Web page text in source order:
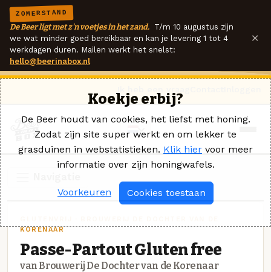
ZOMERSTAND
De Beer ligt met z'n voetjes in het zand. T/m 10 augustus zijn
we wat minder goed bereikbaar en kan je levering 1 tot 4
werkdagen duren. Mailen werkt het snelst:
hello@beerinabox.nl
×
KORENAAR
Passe-Partout Gluten free
van Brouwerij De Dochter van de Korenaar
Koekje erbij?
De Beer houdt van cookies, het liefst met honing.
Zodat zijn site super werkt en om lekker te
grasduinen in webstatistieken. Klik hier voor meer
informatie over zijn honingwafels.
Voorkeuren Cookies toestaan